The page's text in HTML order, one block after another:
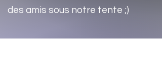
des amis sous notre tente ;)